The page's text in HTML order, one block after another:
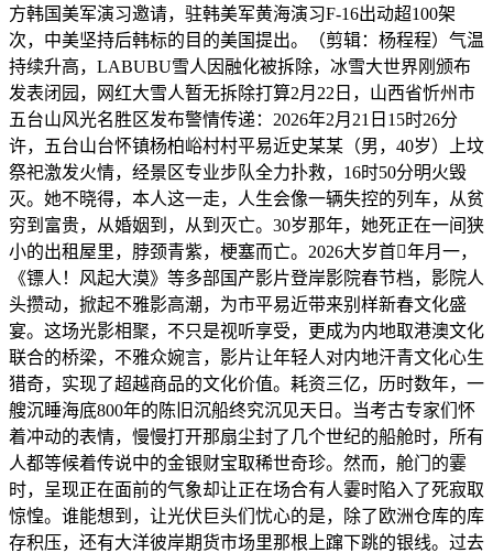
方韩国美军演习邀请，驻韩美军黄海演习F-16出动超100架
次，中美坚持后韩标的目的美国提出。（剪辑：杨程程）气温
持续升高，LABUBU雪人因融化被拆除，冰雪大世界刚颁布
发表闭园，网红大雪人暂无拆除打算2月22日，山西省忻州市
五台山风光名胜区发布警情传递：2026年2月21日15时26分
许，五台山台怀镇杨柏峪村村平易近史某某（男，40岁）上坟
祭祀激发火情，经景区专业步队全力扑救，16时50分明火毁
灭。她不晓得，本人这一走，人生会像一辆失控的列车，从贫
穷到富贵，从婚姻到，从到灭亡。30岁那年，她死正在一间狭
小的出租屋里，脖颈青紫，梗塞而亡。2026大岁首年月一，
《镖人！风起大漠》等多部国产影片登岸影院春节档，影院人
头攒动，掀起不雅影高潮，为市平易近带来别样新春文化盛
宴。这场光影相聚，不只是视听享受，更成为内地取港澳文化
联合的桥梁，不雅众婉言，影片让年轻人对内地汗青文化心生
猎奇，实现了超越商品的文化价值。耗资三亿，历时数年，一
艘沉睡海底800年的陈旧沉船终究沉见天日。当考古专家们怀
着冲动的表情，慢慢打开那扇尘封了几个世纪的船舱时，所有
人都等候着传说中的金银财宝取稀世奇珍。然而，舱门的霎
时，呈现正在面前的气象却让正在场合有人霎时陷入了死寂取
惊惶。谁能想到，让光伏巨头们忧心的是，除了欧洲仓库的库
存积压，还有大洋彼岸期货市场里那根上蹿下跳的银线。过去